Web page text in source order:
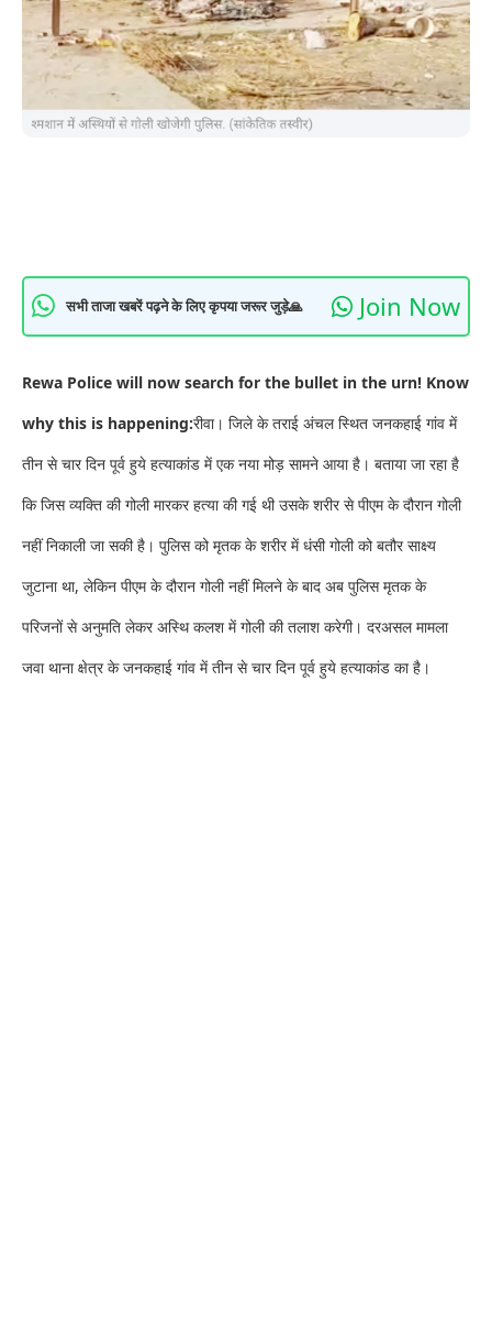
सभी ताजा खबरें पढ़ने के लिए कृपया जरूर जुड़े🙏 Join Now
Rewa Police will now search for the bullet in the urn! Know
why this is happening:रीवा। जिले के तराई अंचल स्थित जनकहाई गांव में
तीन से चार दिन पूर्व हुये हत्याकांड में एक नया मोड़ सामने आया है। बताया जा रहा है
कि जिस व्यक्ति की गोली मारकर हत्या की गई थी उसके शरीर से पीएम के दौरान गोली
नहीं निकाली जा सकी है। पुलिस को मृतक के शरीर में धंसी गोली को बतौर साक्ष्य
जुटाना था, लेकिन पीएम के दौरान गोली नहीं मिलने के बाद अब पुलिस मृतक के
परिजनों से अनुमति लेकर अस्थि कलश में गोली की तलाश करेगी। दरअसल मामला
जवा थाना क्षेत्र के जनकहाई गांव में तीन से चार दिन पूर्व हुये हत्याकांड का है।